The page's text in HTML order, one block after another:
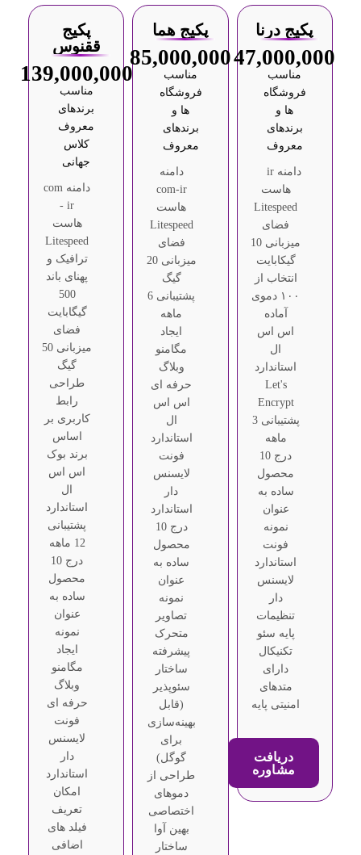
پکیج درنا
47,000,000
مناسب
فروشگاه
ها و
برندهای
معروف
دامنه ir
هاست
Litespeed
فضای
میزبانی 10
گیکابایت
انتخاب از
۱۰۰ دموی
آماده
اس اس
ال
استاندارد
Let's
Encrypt
پشتیبانی 3
ماهه
درج 10
محصول
ساده به
عنوان
نمونه
فونت
استاندارد
لایسنس
دار
تنظیمات
پایه سئو
تکنیکال
دارای
متدهای
امنیتی پایه
دریافت
مشاوره
پکیج هما
85,000,000
مناسب
فروشگاه
ها و
برندهای
معروف
دامنه
com-ir
هاست
Litespeed
فضای
میزبانی 20
گیگ
پشتیبانی 6
ماهه
ایجاد
مگامنو
وبلاگ
حرفه ای
اس اس
ال
استاندارد
فونت
لایسنس
دار
استاندارد
درج 10
محصول
ساده به
عنوان
نمونه
تصاویر
متحرک
پیشرفته
ساختار
سئوپذیر
(قابل
بهینه‌سازی
برای
گوگل)
طراحی از
دموهای
اختصاصی
بهین آوا
ساختار
پکیج
ققنوس
139,000,000
مناسب
برندهای
معروف
کلاس
جهانی
دامنه com
- ir
هاست
Litespeed
ترافیک و
پهنای باند
500
گیگابایت
فضای
میزبانی 50
گیگ
طراحی
رابط
کاربری بر
اساس
برند بوک
اس اس
ال
استاندارد
پشتیبانی
12 ماهه
درج 10
محصول
ساده به
عنوان
نمونه
ایجاد
مگامنو
وبلاگ
حرفه ای
فونت
لایسنس
دار
استاندارد
امکان
تعریف
فیلد های
اضافی